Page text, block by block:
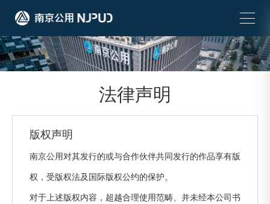
法律声明
版权声明
南京公用对其发行的或与合作伙伴共同发行的作品享有版
权，受版权法及国际版权公约的保护。
对于上述版权内容，超越合理使用范畴、并未经本公司书